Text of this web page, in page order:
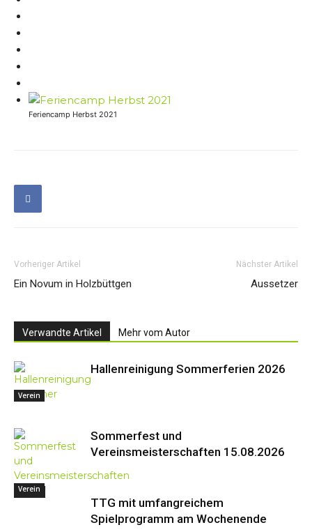
Feriencamp Herbst 2021
Vorheriger Artikel
Ein Novum in Holzbüttgen
Nächster Artikel
Aussetzer
Verwandte Artikel Mehr vom Autor
Verein
Hallenreinigung Sommerferien 2026
Events
Sommerfest und
Vereinsmeisterschaften 15.08.2026
Verein
TTG mit umfangreichem
Spielprogramm am Wochenende